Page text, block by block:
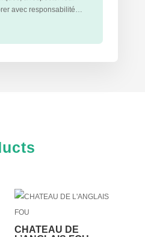
avec responsabilité…
CHATEAU DE